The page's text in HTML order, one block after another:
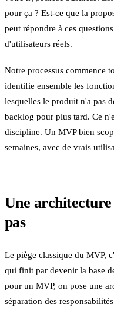
pour ça ? Est-ce que la
peut répondre à ces
d'utilisateurs réels.
Notre processus commence
identifie ensemble les
lesquelles le produit n'a pas
backlog pour plus tard. Ce
discipline. Un MVP bien
semaines, avec de vrais
Une
pas
Le piège classique du MVP,
qui finit par devenir la base
pour un MVP, on pose une
séparation des